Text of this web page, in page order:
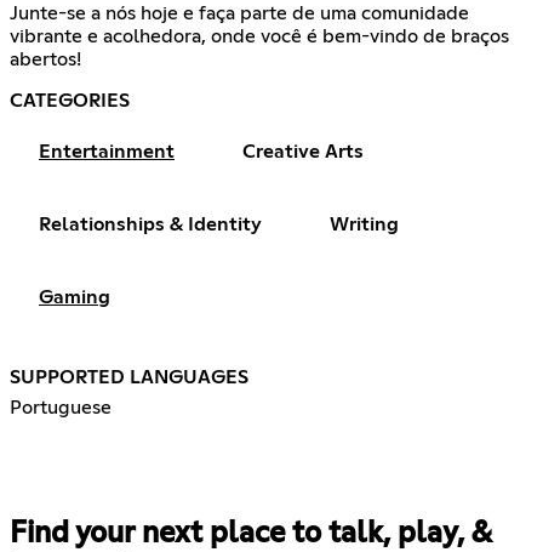
Junte-se a nós hoje e faça parte de uma comunidade
vibrante e acolhedora, onde você é bem-vindo de braços
abertos!
CATEGORIES
Entertainment Creative Arts
Relationships & Identity Writing
Gaming
SUPPORTED LANGUAGES
Portuguese
Find your next place to talk, play, &